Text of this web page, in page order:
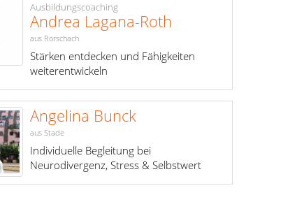
Ausbildungscoaching
Andrea Lagana-Roth
aus Rorschach
Stärken entdecken und Fähigkeiten
weiterentwickeln
Angelina Bunck
aus Stade
Individuelle Begleitung bei
Neurodivergenz, Stress & Selbstwert